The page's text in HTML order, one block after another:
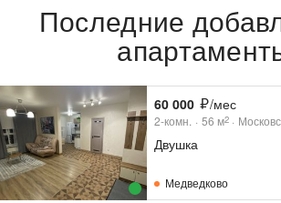
Последние
60 000 /мес
2-комн. 56 м2
Двушка
Медведково